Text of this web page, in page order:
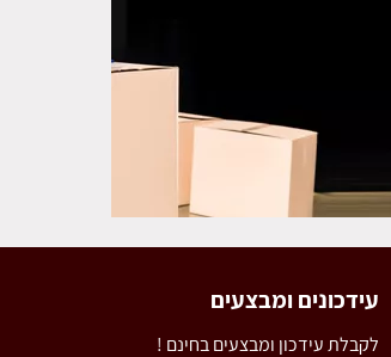
עידכונים ומבצעים
לקבלת עידכון ומבצעים בחינם !